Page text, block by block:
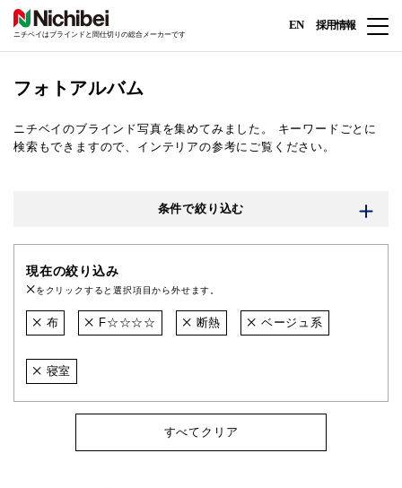
ニチベイはブラインドと間仕切りの総合メーカーです
EN 採用情報
フォトアルバム
ニチベイのブラインド写真を集めてみました。
キーワードごとに
検索もできますので、インテリアの参考にご覧ください。
条件で絞り込む
現在の絞り込み
をクリックすると選択項目から外せます。
布 F☆☆☆☆ 断熱 ベージュ系
寝室
すべてクリア